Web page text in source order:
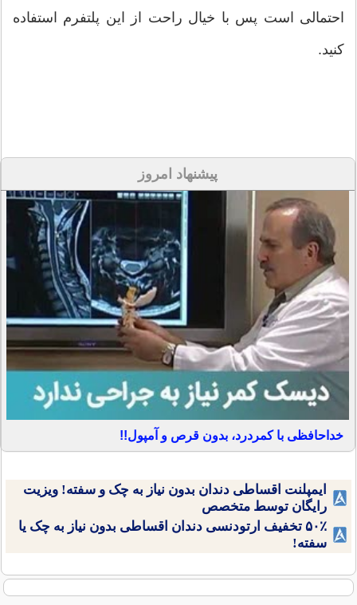
احتمالی است پس با خیال راحت از این پلتفرم استفاده
کنید.
پیشنهاد امروز
خداحافظی با کمردرد، بدون قرص و آمپول!!
ایمپلنت اقساطی دندان بدون نیاز به چک و سفته! ویزیت
رایگان توسط متخصص
۵۰٪ تخفیف ارتودنسی دندان اقساطی بدون نیاز به چک یا
سفته!